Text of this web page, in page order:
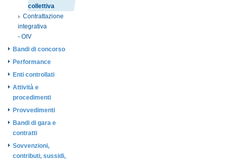
collettiva
Contrattazione
integrativa
- OIV
Bandi di concorso
Performance
Enti controllati
Attività e
procedimenti
Provvedimenti
Bandi di gara e
contratti
Sovvenzioni,
contributi, sussidi,